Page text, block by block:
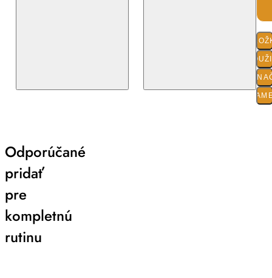
O
Odporúčané
pridať
pre
kompletnú
rutinu